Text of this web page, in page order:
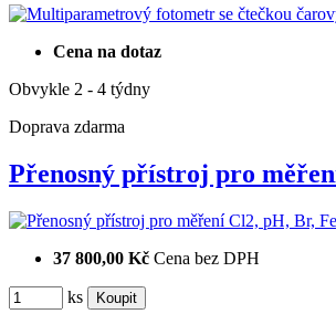
Cena na dotaz
Obvykle 2 - 4 týdny
Doprava zdarma
Přenosný přístroj pro
37 800,00 Kč Cena bez DPH
ks